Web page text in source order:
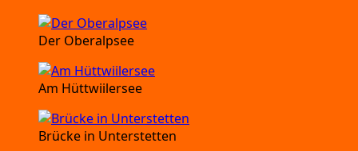
Der Oberalpsee
Am Hüttwiilersee
Brücke in Unterstetten